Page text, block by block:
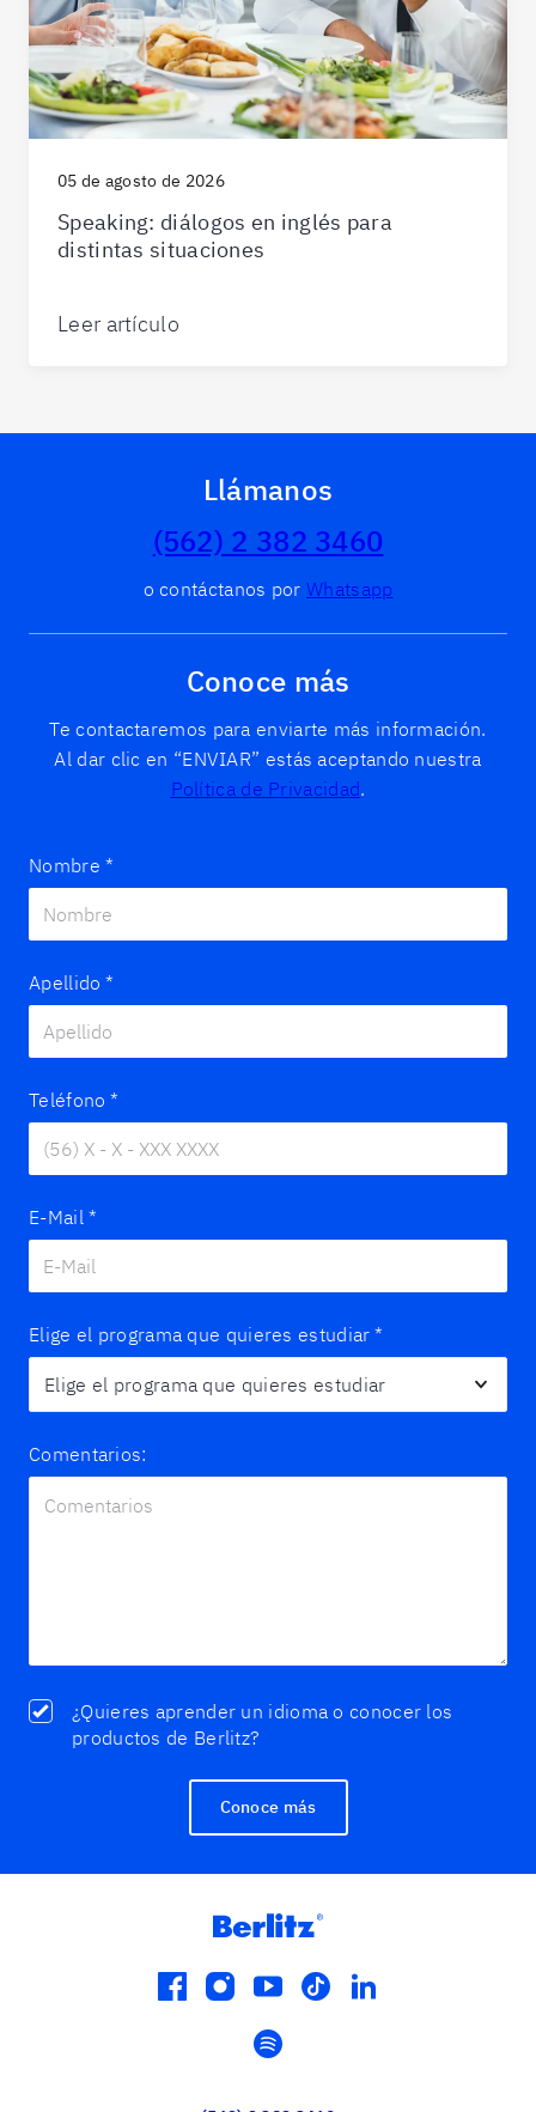
05 de agosto de 2026
Speaking: diálogos en inglés para
distintas situaciones
Leer artículo
Llámanos
(562) 2 382 3460
o contáctanos por Whatsapp
Conoce más
Te contactaremos para enviarte más información.
Al dar clic en “ENVIAR” estás aceptando nuestra
Política de Privacidad.
Nombre *
Apellido *
Teléfono *
E-Mail *
Elige el programa que quieres estudiar *
Comentarios:
¿Quieres aprender un idioma o conocer los
productos de Berlitz?
Conoce más
facebook
instagram
youtube
tiktoklinkedin
spotify